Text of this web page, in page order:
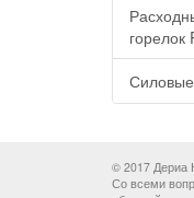
горелок
Силовые
© 2017 Дериа
Со всеми